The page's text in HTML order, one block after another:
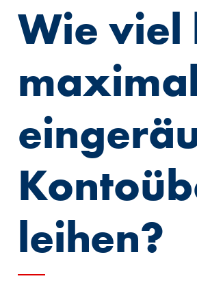
Wie viel
leihen?